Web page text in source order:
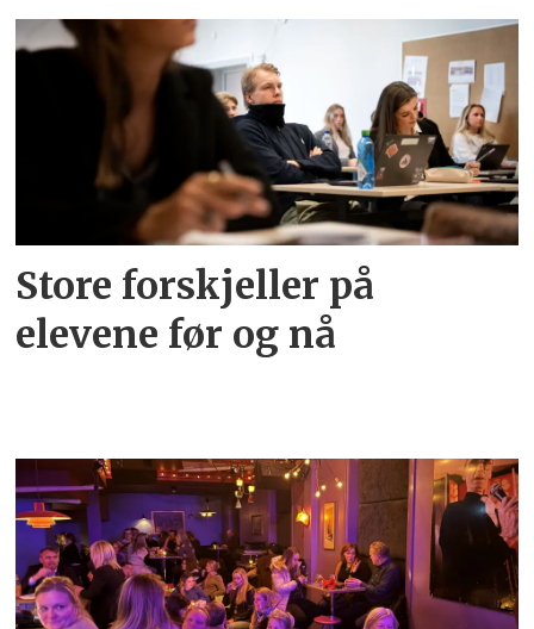
Store forskjeller på
elevene før og nå